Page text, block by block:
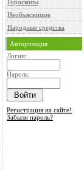
Гороскопы
Необъяснимое
Народные средства
Авторизация
Логин:
Пароль:
Регистрация на сайте!
Забыли пароль?